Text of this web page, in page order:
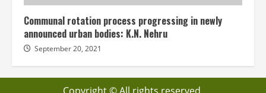
Communal rotation process progressing in newly
announced urban bodies: K.N. Nehru
September 20, 2021